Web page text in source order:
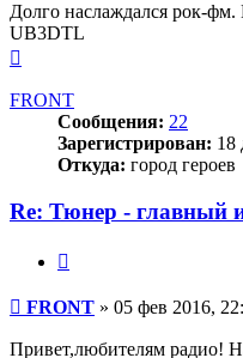
Долго наслаждался рок-фм.
UB3DTL
началу
FRONT
Сообщения: 22
Зарегистрирован: 18
Откуда: город героев
Re: Тюнер - главный
Сообщение
FRONT » 05 фев 2016,
Привет,любителям радио!